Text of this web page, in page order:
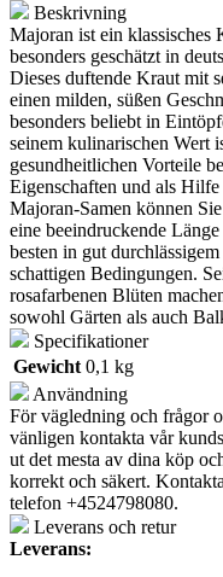
Beskrivning
Majoran ist ein klassisches
besonders geschätzt in
Dieses duftende Kraut mit
einen milden, süßen
besonders beliebt in
seinem kulinarischen Wert
gesundheitlichen Vorteile
Eigenschaften und als
Majoran-Samen können
eine beeindruckende
besten in gut
schattigen Bedingungen.
rosafarbenen Blüten
sowohl Gärten als auch
Specifikationer
Gewicht 0,1 kg
Användning
För vägledning och frågor
vänligen kontakta vår
ut det mesta av dina köp
korrekt och säkert.
telefon +4524798080.
Leverans och retur
Leverans: